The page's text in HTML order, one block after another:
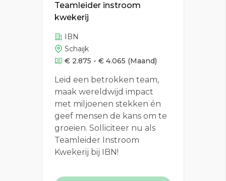
Teamleider instroom
kwekerij
IBN
Schaijk
€ 2.875 - € 4.065 (Maand)
Leid een betrokken team,
maak wereldwijd impact
met miljoenen stekken én
geef mensen de kans om te
groeien. Solliciteer nu als
Teamleider Instroom
Kwekerij bij IBN!